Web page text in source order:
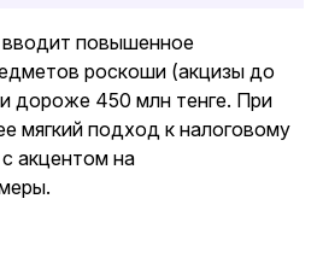
повышенное
роскоши (акцизы до
дороже 450 млн тенге. При
мягкий подход к налоговому
акцентом на